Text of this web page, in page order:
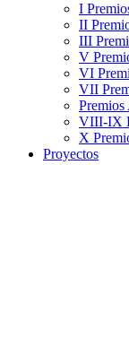
I
II
III
V
VI
VII
Premios
VIII-IX
X
Proyectos